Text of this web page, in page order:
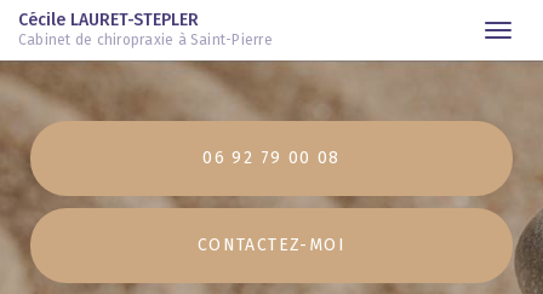
Aller
contenu
principal
Cécile LAURET-STEPLER
Cabinet de chiropraxie à Saint-Pierre
06 92 79 00 08
CONTACTEZ- MOI